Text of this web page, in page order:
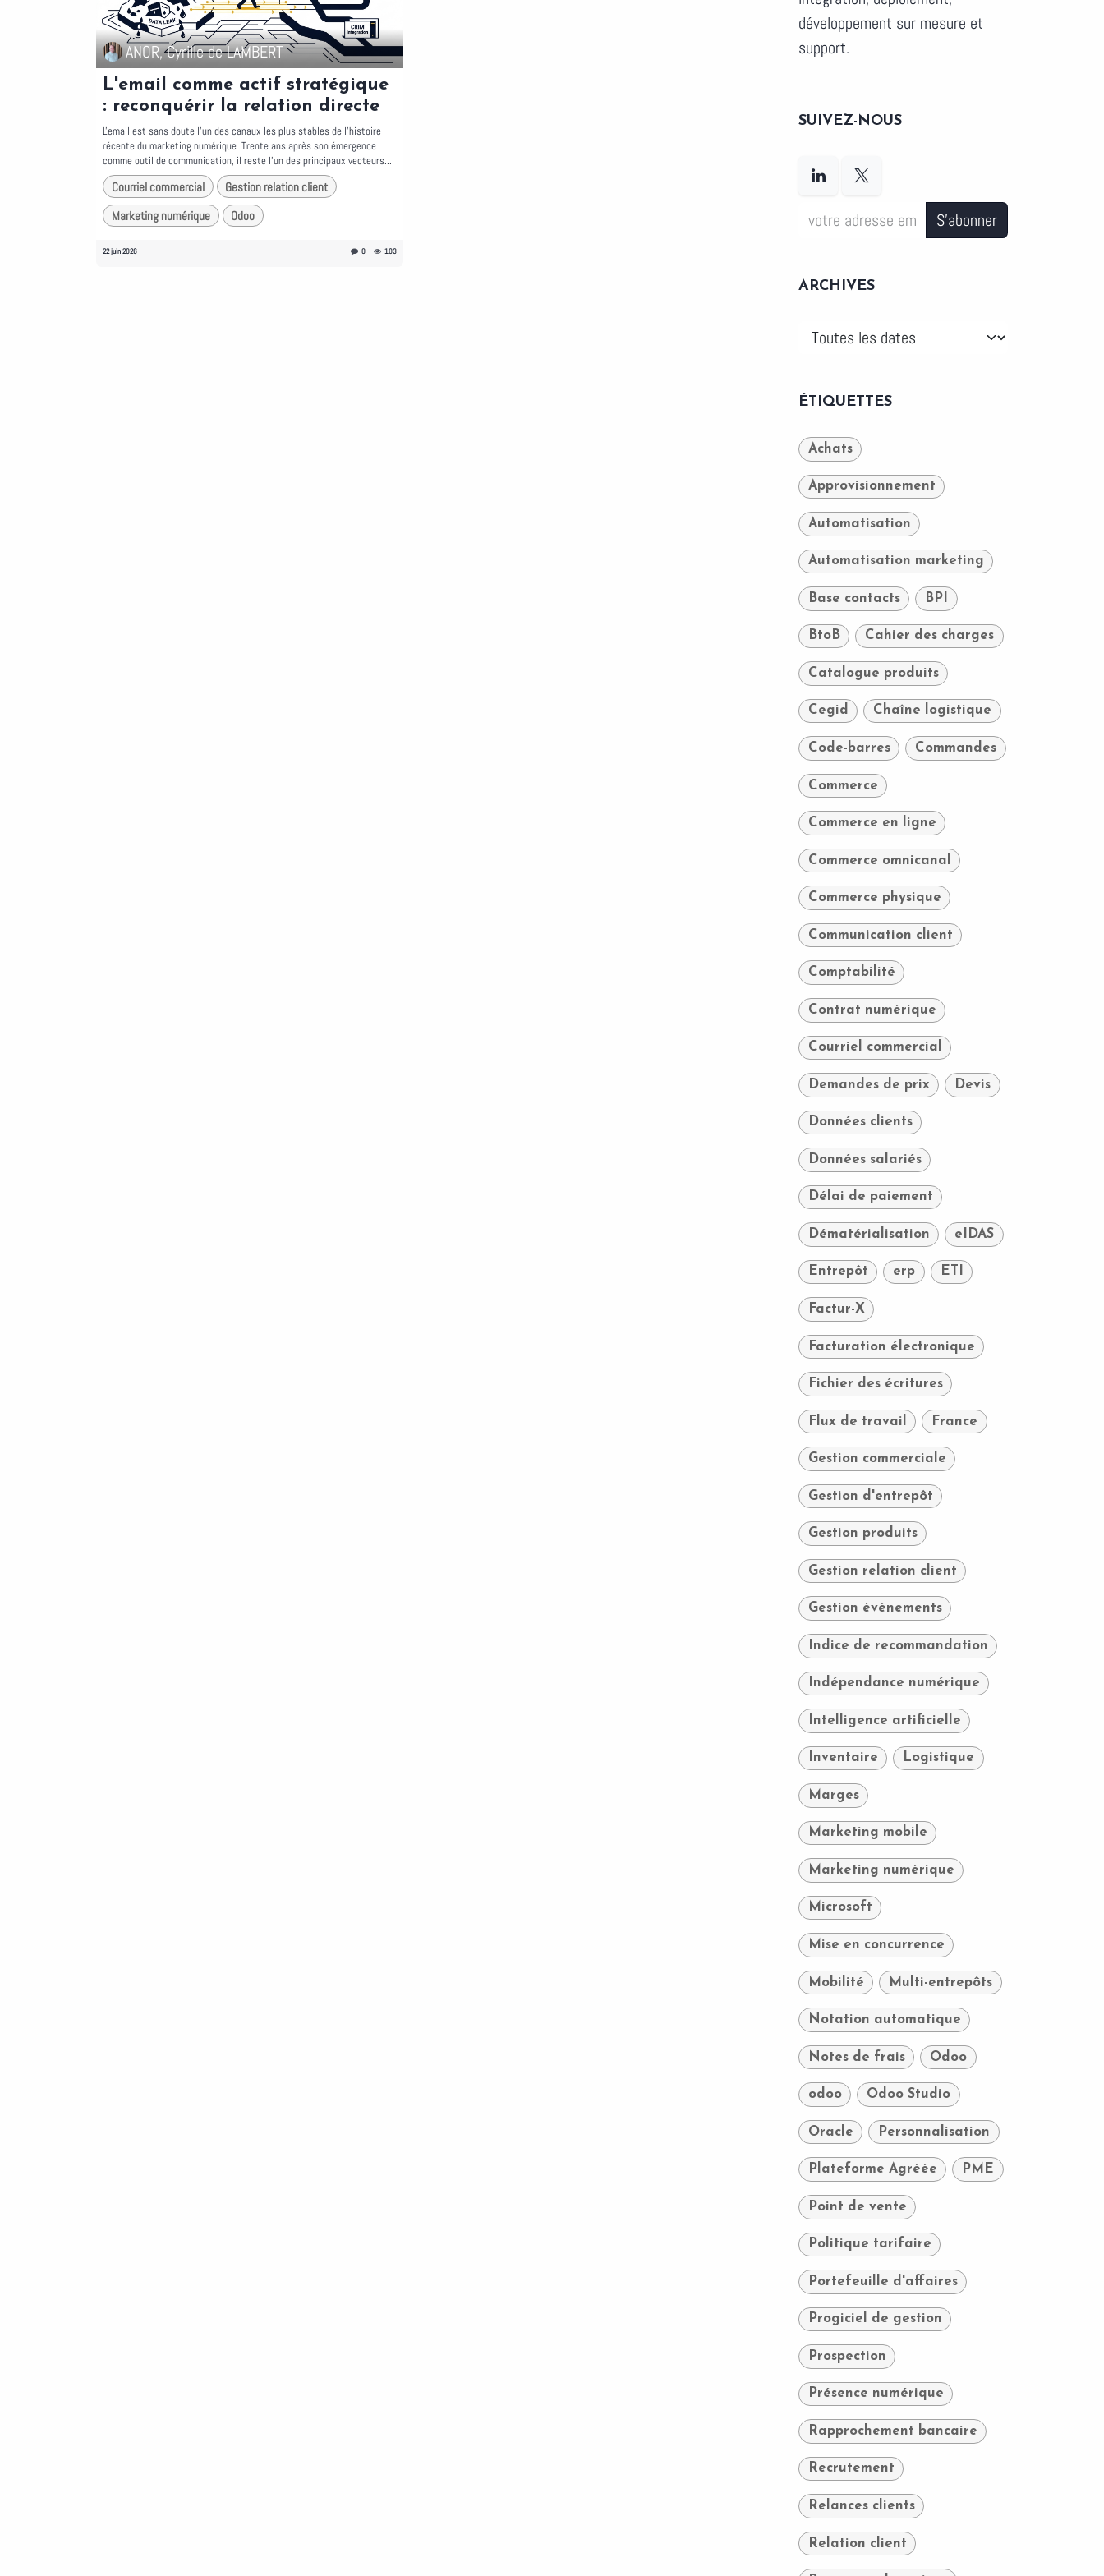
ANOR, Cyrille de LAMBERT
L'email comme actif stratégique
: reconquérir la relation directe
L'email est sans doute l'un des canaux les plus stables de l'histoire
récente du marketing numérique. Trente ans après son émergence
comme outil de communication, il reste l'un des principaux vecteurs...
Courriel commercial
Gestion relation client
Marketing numérique
Odoo
22 juin 2026 0 103
développement sur mesure et
support.
SUIVEZ-NOUS
S'abonner
ARCHIVES
ÉTIQUETTES
Achats
Approvisionnement
Automatisation
Automatisation marketing
Base contacts BPI
BtoB Cahier des charges
Catalogue produits
Cegid Chaîne logistique
Code-barres Commandes
Commerce
Commerce en ligne
Commerce omnicanal
Commerce physique
Communication client
Comptabilité
Contrat numérique
Courriel commercial
Demandes de prix Devis
Données clients
Données salariés
Délai de paiement
Dématérialisation eIDAS
Entrepôt erp ETI
Factur-X
Facturation électronique
Fichier des écritures
Flux de travail France
Gestion commerciale
Gestion d'entrepôt
Gestion produits
Gestion relation client
Gestion événements
Indice de recommandation
Indépendance numérique
Intelligence artificielle
Inventaire Logistique
Marges
Marketing mobile
Marketing numérique
Microsoft
Mise en concurrence
Mobilité Multi-entrepôts
Notation automatique
Notes de frais Odoo
odoo Odoo Studio
Oracle Personnalisation
Plateforme Agréée PME
Point de vente
Politique tarifaire
Portefeuille d'affaires
Progiciel de gestion
Prospection
Présence numérique
Rapprochement bancaire
Recrutement
Relances clients
Relation client